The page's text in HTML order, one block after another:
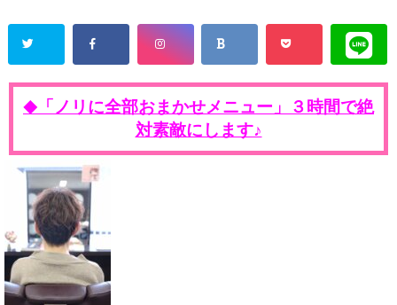
◆
「ノリに全部おまかせメニュー」３時間で絶
対素敵にします♪